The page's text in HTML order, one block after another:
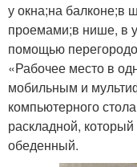
у окна;на
проемами;в нише, в
помощью
«Рабочее место в
мобильным и
компьютерного
раскладной,
обеденный.